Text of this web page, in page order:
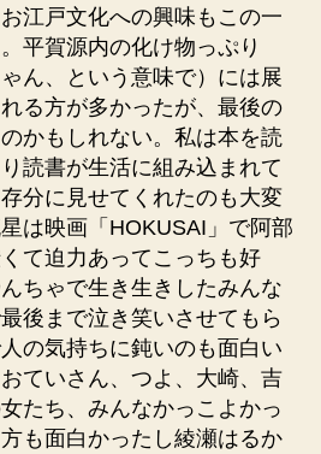
江戸文化への興味もこの一
平賀源内の化け物っぷり
ん、という意味で）には展
る方が多かったが、最後の
かもしれない。私は本を読
読書が生活に組み込まれて
分に見せてくれたのも大変
は映画「HOKUSAI」で阿部
て迫力あってこっちも好
ちゃで生き生きしたみんな
後まで泣き笑いさせてもら
の気持ちに鈍いのも面白い
ていさん、つよ、大崎、吉
たち、みんなかっこよかっ
も面白かったし綾瀬はるか